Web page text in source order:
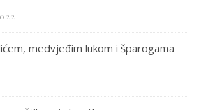
medvjeđim lukom i šparogama